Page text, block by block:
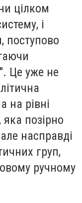
цілком
і
поступово
Це уже не
на рівні
позірно
насправді
груп,
ручному